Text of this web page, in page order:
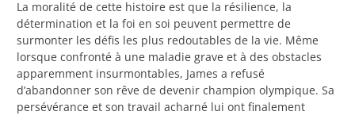
La moralité de cette histoire est que la résilience, la
détermination et la foi en soi peuvent permettre de
surmonter les défis les plus redoutables de la vie. Même
lorsque confronté à une maladie grave et à des obstacles
apparemment insurmontables, James a refusé
d’abandonner son rêve de devenir champion olympique. Sa
persévérance et son travail acharné lui ont finalement